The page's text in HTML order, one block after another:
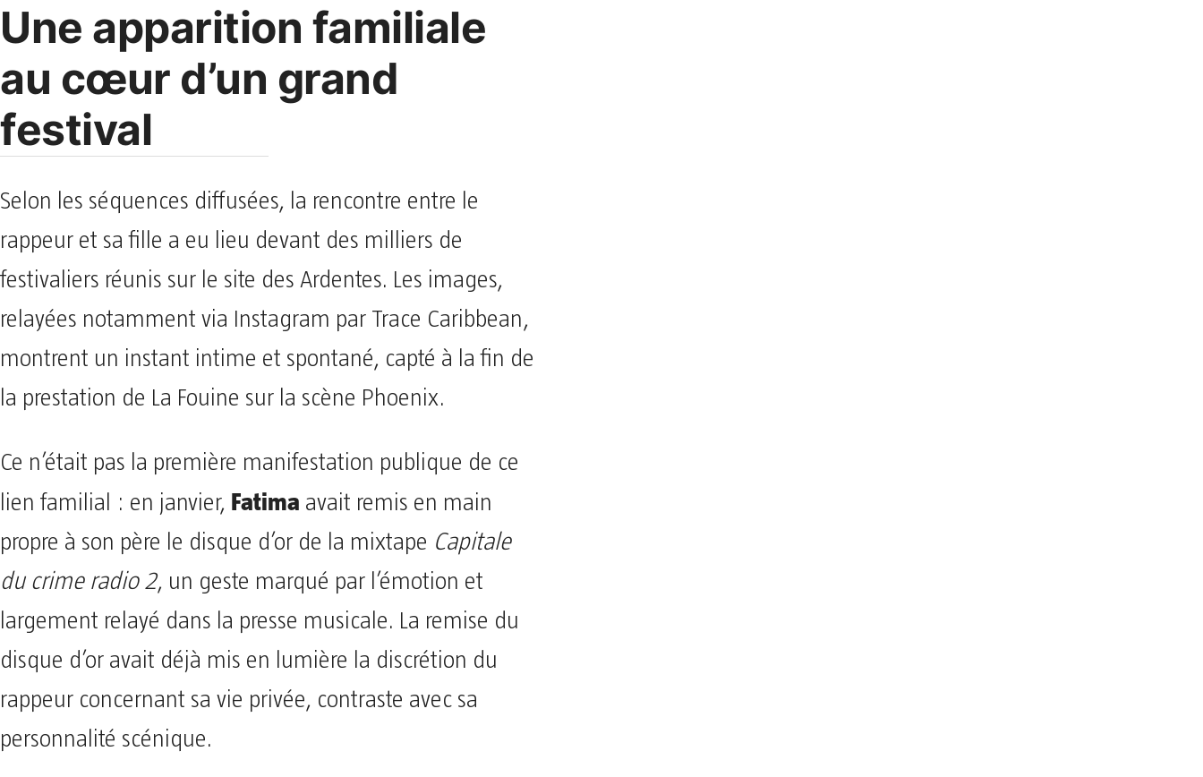
Une apparition familiale
au cœur d’un grand
festival
Selon les séquences diffusées, la rencontre entre le
rappeur et sa fille a eu lieu devant des milliers de
festivaliers réunis sur le site des Ardentes. Les images,
relayées notamment via Instagram par Trace Caribbean,
montrent un instant intime et spontané, capté à la fin de
la prestation de La Fouine sur la scène Phoenix.
Ce n’était pas la première manifestation publique de ce
lien familial : en janvier, Fatima avait remis en main
propre à son père le disque d’or de la mixtape Capitale
du crime radio 2, un geste marqué par l’émotion et
largement relayé dans la presse musicale. La remise du
disque d’or avait déjà mis en lumière la discrétion du
rappeur concernant sa vie privée, contraste avec sa
personnalité scénique.